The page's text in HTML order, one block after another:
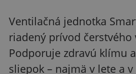
Ventilačná jednotka
riadený prívod
Podporuje zdravú klímu
sliepok – najmä v lete a